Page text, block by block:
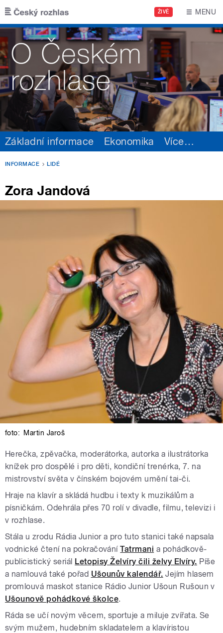
Přejít k hlavnímu obsahu
ŽIVĚ MENU
Základní informace Ekonomika Více…
INFORMACE LIDÉ
Zora Jandová
foto: Martin Jaroš
Herečka, zpěvačka, moderátorka, autorka a ilustrátorka
knížek pro dospělé i pro děti, kondiční trenérka, 7. na
mistrovství světa v čínském bojovém umění tai-či.
Hraje na klavír a skládá hudbu i texty k muzikálům a
písničkám. Odehrála přes 70 rolí v divadle, filmu, televizi i
v rozhlase.
Stála u zrodu Rádia Junior a pro tuto stanici také napsala
vodnické čtení na pokračováníTatrmani a pohádkově-
publicistický seriál Letopisy Želvíry čili želvy Elvíry. Píše
a namlouvá také pořad Ušounův kalendář. Jejím hlasem
promlouvá maskot stanice Rádio Junior Ušoun Rušoun v
Ušounově pohádkové školce.
Ráda se učí novým věcem, sportuje a miluje zvířata. Se
svým mužem, hudebním skladatelem a klavíristou